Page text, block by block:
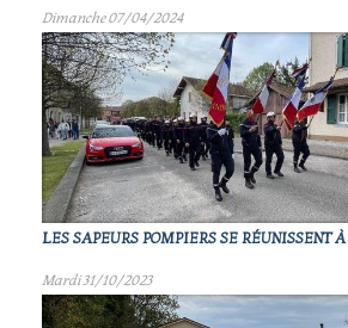
Dimanche 07/04/2024
LES SAPEURS POMPIERS SE RÉUNISSENT
Mardi 31/10/2023